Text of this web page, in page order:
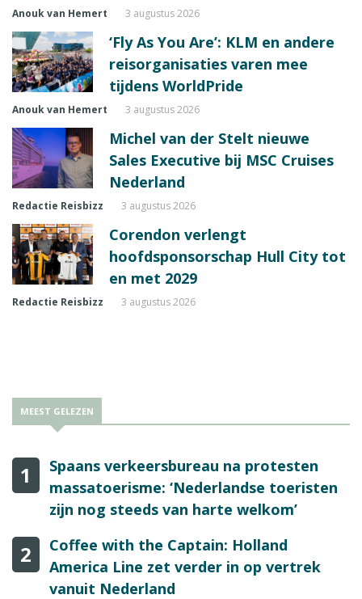
Anouk van Hemert 3 augustus 2026
‘Fly As You Are’: KLM en andere
reisorganisaties varen mee
tijdens WorldPride
Anouk van Hemert 3 augustus 2026
Michel van der Stelt nieuwe
Sales Executive bij MSC Cruises
Nederland
Redactie Reisbizz 3 augustus 2026
Corendon verlengt
hoofdsponsorschap Hull City tot
en met 2029
Redactie Reisbizz 3 augustus 2026
MEEST GELEZEN
1
Spaans verkeersbureau na protesten
massatoerisme: ‘Nederlandse toeristen
zijn nog steeds van harte welkom’
2
Coffee with the Captain: Holland
America Line zet verder in op vertrek
vanuit Nederland